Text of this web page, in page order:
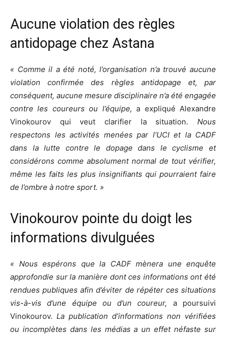
Aucune violation des règles
antidopage chez Astana
« Comme il a été noté, l’organisation n’a trouvé aucune
violation confirmée des règles antidopage et, par
conséquent, aucune mesure disciplinaire n’a été engagée
contre les coureurs ou l’équipe, a expliqué Alexandre
Vinokourov qui veut clarifier la situation. Nous
respectons les activités menées par l’UCI et la CADF
dans la lutte contre le dopage dans le cyclisme et
considérons comme absolument normal de tout vérifier,
même les faits les plus insignifiants qui pourraient faire
de l’ombre à notre sport. »
Vinokourov pointe du doigt les
informations divulguées
« Nous espérons que la CADF mènera une enquête
approfondie sur la manière dont ces informations ont été
rendues publiques afin d’éviter de répéter ces situations
vis-à-vis d’une équipe ou d’un coureur, a poursuivi
Vinokourov. La publication d’informations non vérifiées
ou incomplètes dans les médias a un effet néfaste sur